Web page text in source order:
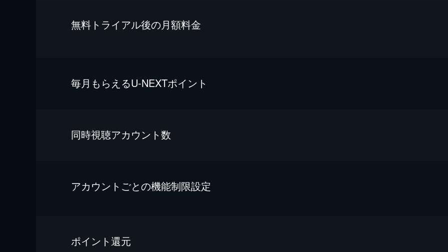
無料トライアル後の⽉額料金
毎⽉もらえるU-NEXTポイント
同時視聴アカウント数
アカウントごとの機能制限設定
ポイント還元